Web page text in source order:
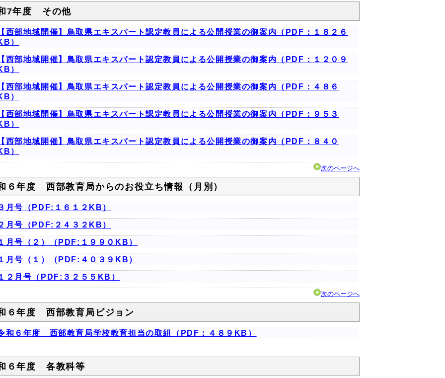
7年度 その他
西部地域開催】鳥取県エキスパート認定教員による公開授業の御案内（PDF：１８２６
）
西部地域開催】鳥取県エキスパート認定教員による公開授業の御案内（PDF：１２０９
）
西部地域開催】鳥取県エキスパート認定教員による公開授業の御案内（PDF：４８６
）
西部地域開催】鳥取県エキスパート認定教員による公開授業の御案内（PDF：９５３
）
西部地域開催】鳥取県エキスパート認定教員による公開授業の御案内（PDF：８４０
）
次のページへ
６年度 西部教育局からのお役立ち情報（月別）
月号（PDF:１６１２KB）
月号（PDF:２４３２KB）
月号（２）（PDF:１９９０KB）
月号（１）（PDF:４０３９KB）
２月号（PDF:３２５５KB）
次のページへ
６年度 西部教育局ビジョン
和６年度 西部教育局学校教育担当の取組（PDF：４８９KB）
６年度 各教科等